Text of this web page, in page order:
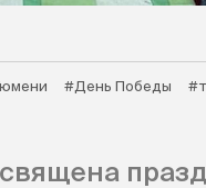
#День Победы